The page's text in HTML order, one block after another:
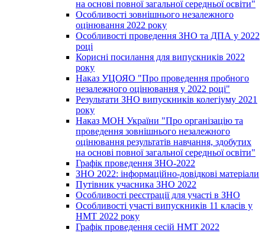
на основі повної загальної середньої освіти"
Особливості зовнішнього незалежного
оцінювання 2022 року
Особливості проведення ЗНО та ДПА у 2022
році
Корисні посилання для випускників 2022
року
Наказ УЦОЯО "Про проведення пробного
незалежного оцінювання у 2022 році"
Результати ЗНО випускників колегіуму 2021
року
Наказ МОН України "Про організацію та
проведення зовнішнього незалежного
оцінювання результатів навчання, здобутих
на основі повної загальної середньої освіти"
Графік проведення ЗНО-2022
ЗНО 2022: інформаційно-довідкові матеріали
Путівник учасника ЗНО 2022
Особливості реєстрації для участі в ЗНО
Особливості участі випускників 11 класів у
НМТ 2022 року
Графік проведення сесій НМТ 2022